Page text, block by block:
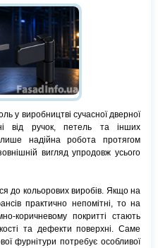
у виробництві сучасної дверної
від ручок, петель та інших
надійна робота протягом
вигляд упродовж усього
до кольорових виробів. Якщо на
практично непомітні, то на
коричневому покритті стають
та дефекти поверхні. Саме
фурнітури потребує особливої